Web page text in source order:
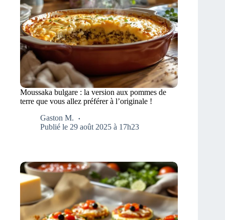
Moussaka bulgare : la version aux pommes de
terre que vous allez préférer à l’originale !
Gaston M.
Publié le 29 août 2025 à 17h23